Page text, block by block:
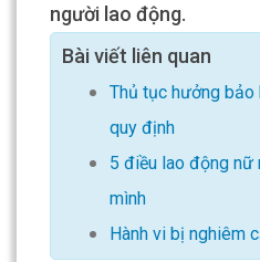
người lao động.
Bài viết liên quan
Thủ tục hưởng
quy định
5 điều lao động nữ
mình
Hành vi bị nghiêm